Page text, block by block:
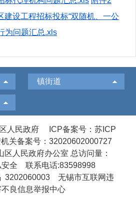
建设工程招标投标“双随机、一公
为问题汇总.xls
镇街道
人民政府
ICP备案号：苏ICP
关备案号：32020602000727
区人民政府办公室 总访问量：
安全
联系电话:83598998
3202060003
无锡市互联网违
良信息举报中心